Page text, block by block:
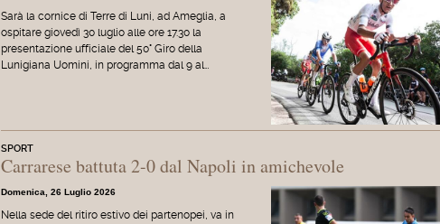
Sarà la cornice di Terre di Luni, ad Ameglia, a
ospitare giovedì 30 luglio alle ore 17.30 la
presentazione ufficiale del 50° Giro della
Lunigiana Uomini, in programma dal 9 al…
SPORT
Carrarese battuta 2-0 dal Napoli in amichevole
Domenica, 26 Luglio 2026
Nella sede del ritiro estivo dei partenopei, va in